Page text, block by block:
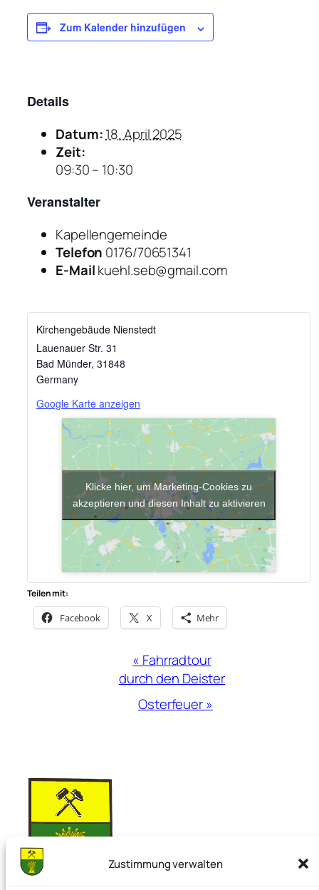
Zustimmung verwalten
Zum Kalender hinzufügen
Details
Datum:18. April 2025
Zeit:
09:30 – 10:30
Veranstalter
Kapellengemeinde
Telefon 0176/70651341
E-Mailkuehl.seb@gmail.com
Kirchengebäude Nienstedt
Lauenauer Str. 31
Bad Münder, 31848
Germany
Google Karte anzeigen
Klicke hier, um Marketing-Cookies zu
akzeptieren und diesen Inhalt zu aktivieren
Teilen mit:
Facebook X Mehr
« Fahrradtour
durch den Deister
Osterfeuer»